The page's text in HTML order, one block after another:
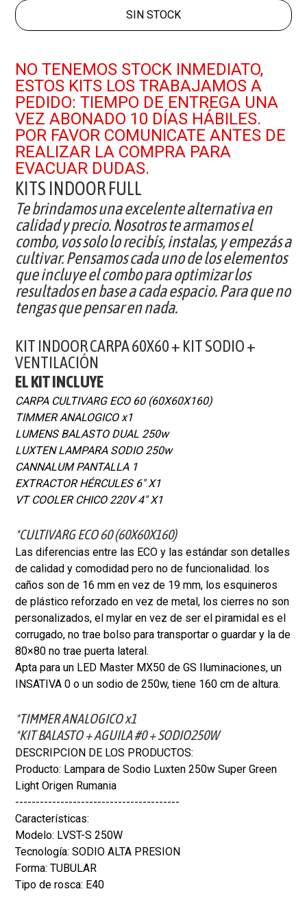
SIN STOCK
NO TENEMOS STOCK INMEDIATO,
ESTOS KITS LOS TRABAJAMOS A
PEDIDO: TIEMPO DE ENTREGA UNA
VEZ ABONADO 10 DÍAS HÁBILES.
POR FAVOR COMUNICATE ANTES DE
REALIZAR LA COMPRA PARA
EVACUAR DUDAS.
KITS INDOOR FULL
Te brindamos una excelente alternativa en
calidad y precio. Nosotros te armamos el
combo, vos solo lo recibís, instalas, y empezás a
cultivar. Pensamos cada uno de los elementos
que incluye el combo para optimizar los
resultados en base a cada espacio. Para que no
tengas que pensar en nada.
KIT INDOOR CARPA 60X60 + KIT SODIO +
VENTILACIÓN
EL KIT INCLUYE
CARPA CULTIVARG ECO 60 (60X60X160)
TIMMER ANALOGICO x1
LUMENS BALASTO DUAL 250w
LUXTEN LAMPARA SODIO 250w
CANNALUM PANTALLA 1
EXTRACTOR HÉRCULES 6" X1
VT COOLER CHICO 220V 4" X1
*CULTIVARG ECO 60 (60X60X160)
Las diferencias entre las ECO y las estándar son detalles
de calidad y comodidad pero no de funcionalidad. los
caños son de 16 mm en vez de 19 mm, los esquineros
de plástico reforzado en vez de metal, los cierres no son
personalizados, el mylar en vez de ser el piramidal es el
corrugado, no trae bolso para transportar o guardar y la de
80×80 no trae puerta lateral.
Apta para un LED Master MX50 de GS Iluminaciones, un
INSATIVA 0 o un sodio de 250w, tiene 160 cm de altura.
*TIMMER ANALOGICO x1
*KIT BALASTO + AGUILA #0 + SODIO250W
DESCRIPCION DE LOS PRODUCTOS:
Producto: Lampara de Sodio Luxten 250w Super Green
Light Origen Rumania
----------------------------------------
Características:
Modelo: LVST-S 250W
Tecnología: SODIO ALTA PRESION
Forma: TUBULAR
Tipo de rosca: E40